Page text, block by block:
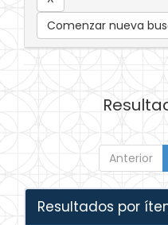
Comenzar nueva
Anterior
Resultados por